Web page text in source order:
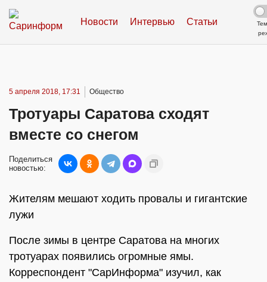
Новости Интервью Статьи
5 апреля 2018, 17:31 Общество
Тротуары Саратова сходят
вместе со снегом
Поделиться
новостью:
Жителям мешают ходить провалы и гигантские
лужи
После зимы в центре Саратова на многих
тротуарах появились огромные ямы.
Корреспондент "СарИнформа" изучил, как